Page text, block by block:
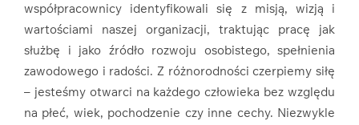
współpracownicy identyfikowali się z misją, wizją i
wartościami naszej organizacji, traktując pracę jak
służbę i jako źródło rozwoju osobistego, spełnienia
zawodowego i radości. Z różnorodności czerpiemy siłę
– jesteśmy otwarci na każdego człowieka bez względu
na płeć, wiek, pochodzenie czy inne cechy. Niezwykle